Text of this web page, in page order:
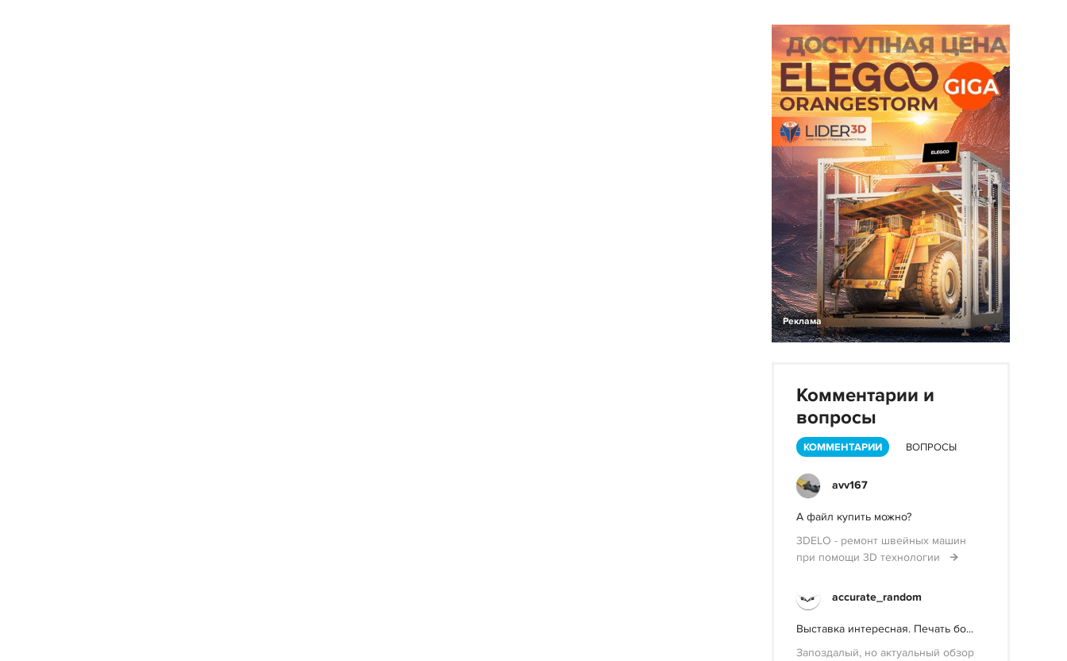
Реклама
Комментарии и
вопросы
КОММЕНТАРИИ ВОПРОСЫ
avv167
А файл купить можно?
3DELO - ремонт швейных машин
при помощи 3D технологии
accurate_random
Выставка интересная. Печать бо...
Запоздалый, но актуальный обзор